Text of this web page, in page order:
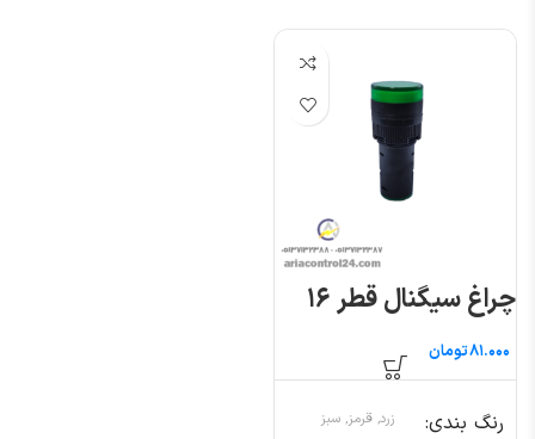
چراغ سیگنال قطر ۱۶
تومان
رنگ بندی زرد, قرمز, سبز